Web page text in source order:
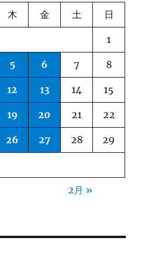
木 金 土 日
1
5 6 7 8
12 13 14 15
19 20 21 22
26 27 28 29
2月 »